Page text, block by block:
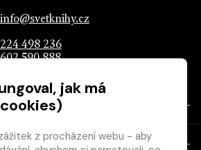
info@svetknihy.cz
224 498 236
602 590 888
jak má
z procházení webu - aby